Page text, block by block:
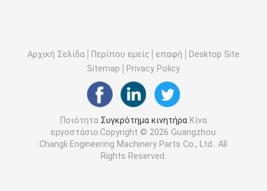
Αρχική Σελίδα Περίπου εμείς επαφή
Desktop Site
Sitemap
Privacy Policy
Ποιότητα Συγκρότημα κινητήραΚίνα
εργοστάσιο.Copyright © 2026 Guangzhou
Changli Engineering Machinery Parts Co., Ltd.. All
Rights Reserved.